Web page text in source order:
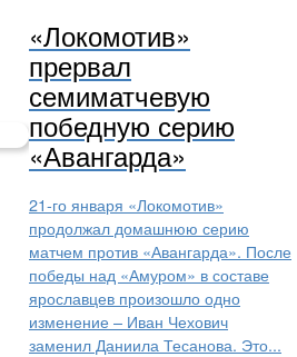
«Локомотив»
прервал
семиматчевую
победную серию
«Авангарда»
21-го января «Локомотив»
продолжал домашнюю серию
матчем против «Авангарда». После
победы над «Амуром» в составе
ярославцев произошло одно
изменение – Иван Чехович
заменил Даниила Тесанова. Это...